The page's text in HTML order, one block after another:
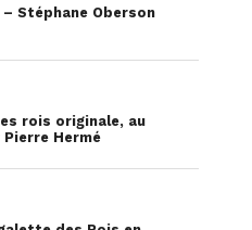
Stéphane Oberson
rois originale, au
Hermé